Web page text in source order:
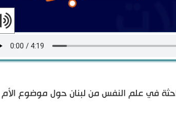
في علم النفس من لبنان حول موضوع الأم